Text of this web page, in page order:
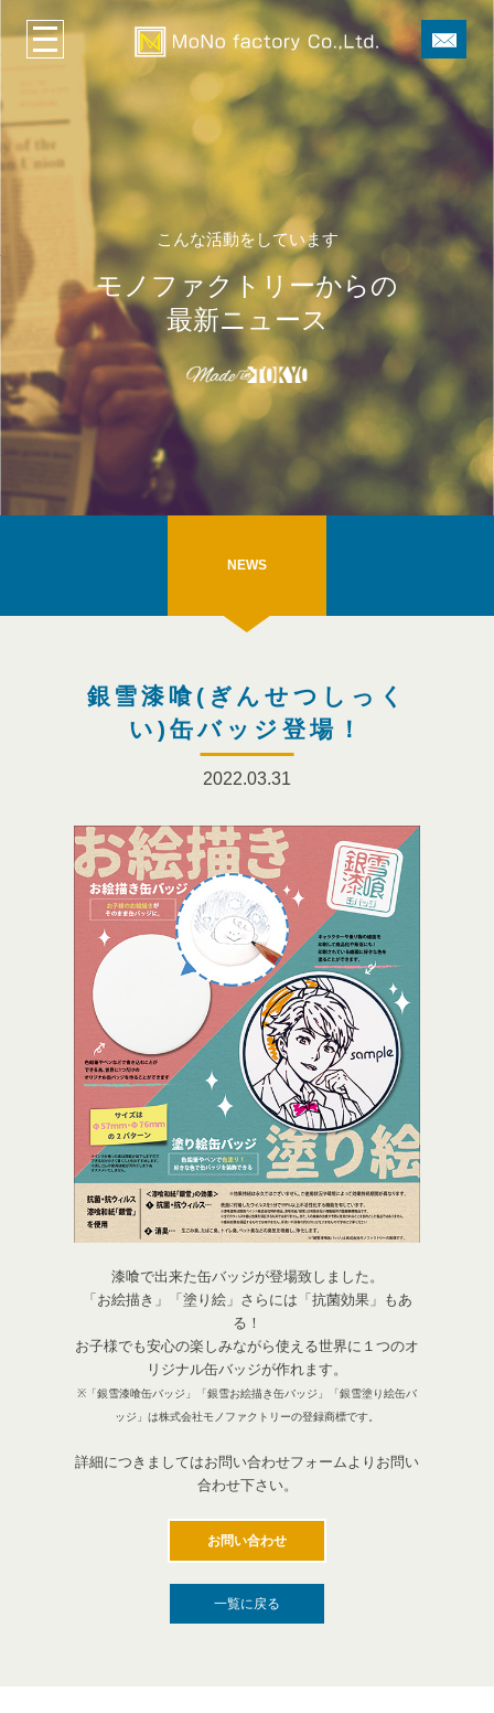
こんな活動をしています
モノファクトリーからの
最新ニュース
NEWS
銀雪漆喰(ぎんせつしっく
い)缶バッジ登場！
2022.03.31
漆喰で出来た缶バッジが登場致しました。
「お絵描き」「塗り絵」さらには「抗菌効果」もあ
る！
お子様でも安心の楽しみながら使える世界に１つのオ
リジナル缶バッジが作れます。
※「銀雪漆喰缶バッジ」「銀雪お絵描き缶バッジ」「銀雪塗り絵缶バ
ッジ」は株式会社モノファクトリーの登録商標です。
詳細につきましてはお問い合わせフォームよりお問い
合わせ下さい。
お問い合わせ
一覧に戻る